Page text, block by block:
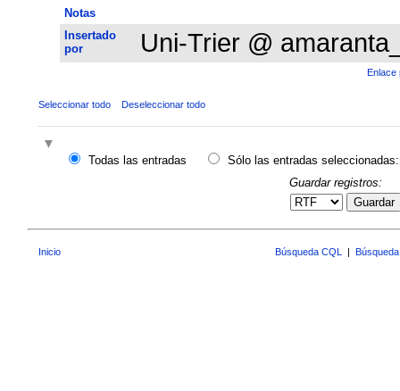
Notas
Insertado
por
Uni-Trier @
Enlace
Seleccionar todo Deseleccionar todo
Todas las entradas
Sólo las entradas seleccionadas:
Guardar registros:
Guardar
Inicio Búsqueda CQL